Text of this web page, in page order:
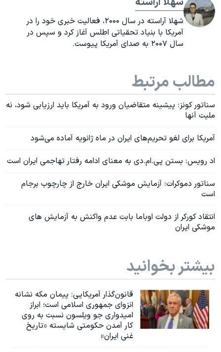
شهلا آراسته در سال ۲۰۰۰، فعالیت خبری خود را در
آمریکا با بنیاد تحقیاتی اطلس آغاز کرد و سپس در
سال ۲۰۰۷ به صدای آمریکا پیوست.
مطالب مرتبط
سناتور کونز: پیشینه متقاضیان ورود به آمریکا باید ارزیابی شود، نه
ملیت آنها
آمریکا برای لغو تحریم‌های ایران در ماه ژانویه آماده می‌شود
اد رویس: بستن پی.ام.دی به معنای ادامه رفتار تهاجمی ایران است
سناتور دموکرات: آزمایش موشکی ایران خارج از چارچوب برجام
است
انتقاد کورکر از دولت اوباما بابت عدم واکنش به آزمایش های
موشکی ایران
بیشتر بخوانید
قانون‌گذار آمریکایی: پیمان مکه نشانه
انزوای جمهوری اسلامی است؛ ابراز
امیدواری جو ویلسون نسبت به روی
کار آمدن حکومتی شایسته «تاریخ
غنی ایران»